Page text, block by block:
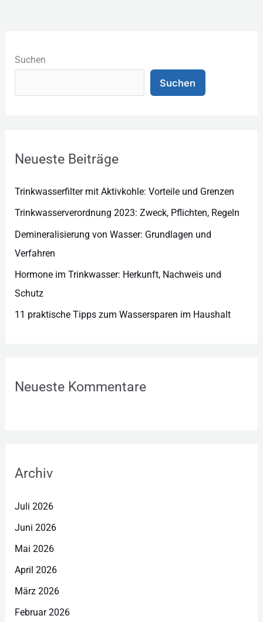
Suchen
Suchen
Neueste Beiträge
Trinkwasserfilter mit Aktivkohle: Vorteile und Grenzen
Trinkwasserverordnung 2023: Zweck, Pflichten, Regeln
Demineralisierung von Wasser: Grundlagen und
Verfahren
Hormone im Trinkwasser: Herkunft, Nachweis und
Schutz
11 praktische Tipps zum Wassersparen im Haushalt
Neueste Kommentare
Archiv
Juli 2026
Juni 2026
Mai 2026
April 2026
März 2026
Februar 2026
a
e
r
e
n